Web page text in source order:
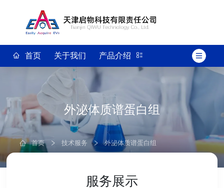
首页 关于我们 产品介绍
外泌体质谱蛋白组
首页 技术服务 外泌体质谱蛋白组
服务展示